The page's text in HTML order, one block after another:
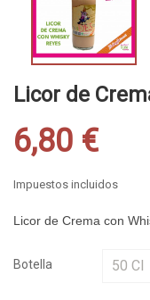
Licor de
6,80 €
Impuestos incluidos
Licor de Crema con
Botella